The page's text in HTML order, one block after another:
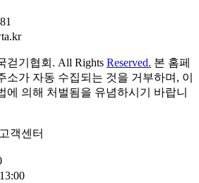
걷기협회. All Rights Reserved. 본 홈페
소가 자동 수집되는 것을 거부하며, 이
에 의해 처벌됨을 유념하시기 바랍니
객센터